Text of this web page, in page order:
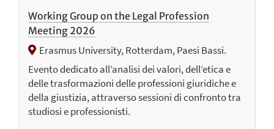
Working Group on the Legal Profession
Meeting 2026
Erasmus University, Rotterdam, Paesi Bassi.
Evento dedicato all’analisi dei valori, dell’etica e
delle trasformazioni delle professioni giuridiche e
della giustizia, attraverso sessioni di confronto tra
studiosi e professionisti.